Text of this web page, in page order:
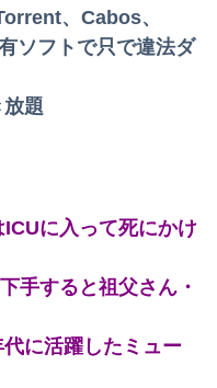
、Cabos、
ソフトで只で違法ダ
題
に入って死にかけ
手すると祖父さん・
に活躍したミュー